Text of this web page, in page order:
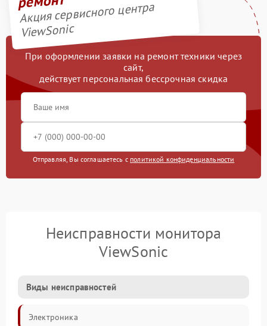
Акция сервисного центра
ViewSonic
При оформлении заявки на ремонт техники через
сайт,
действует персональная бессрочная скидка
Отправляя, Вы соглашаетесь с политикой конфиденциальности
Неисправности монитора
ViewSonic
Виды неисправностей
Электроника